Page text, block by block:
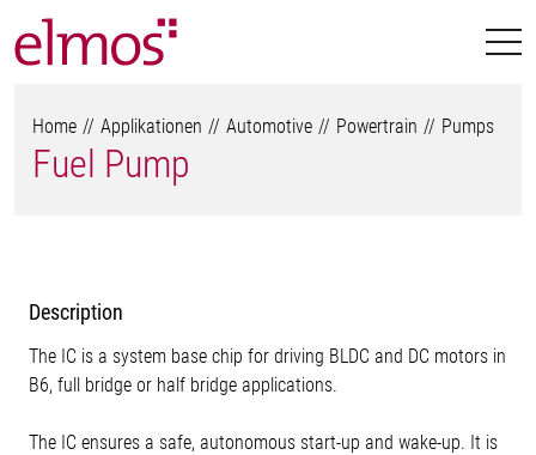
Home Applikationen Automotive Powertrain Pumps
Fuel Pump
Description
The IC is a system base chip for driving BLDC and DC motors in
B6, full bridge or half bridge applications.
The IC ensures a safe, autonomous start-up and wake-up. It is